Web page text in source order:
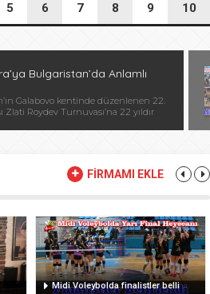
5 6 7 8 9 10
Bulgaristan’da Anlamlı
Galabovo kentinde düzenlenen 22.
Zlati Roydev Turnuvası’na 22 yıldır
Başkanı, Avrupa ve Dünya
olimpiyat ikincisi Stanka Zlateva
FİRMAMI EKLE
Midi Voleybolda finalistler belli